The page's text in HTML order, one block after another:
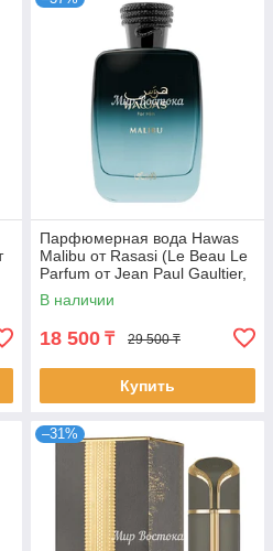
Парфюмерная вода Hawas
Malibu от Rasasi (Le Beau Le
Parfum от Jean Paul Gaultier,
100 мл)
В наличии
18 500 ₸ 29 500 ₸
Купить
–31%